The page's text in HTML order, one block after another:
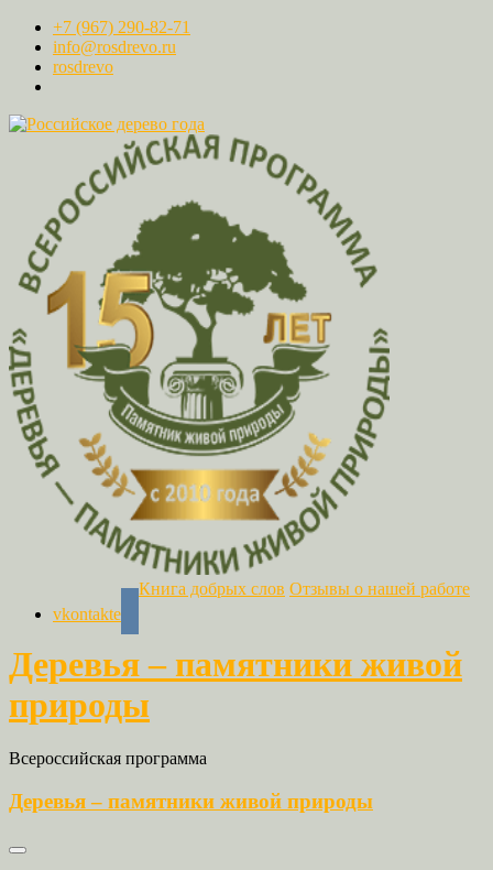
+7 (967) 290-82-71
info@rosdrevo.ru
rosdrevo
vkontakte
Книга добрых слов Отзывы о нашей работе
Деревья – памятники живой
природы
Всероссийская программа
Деревья – памятники живой природы